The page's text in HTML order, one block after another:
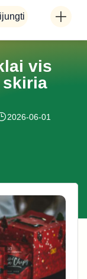
vis
skiria
2026-06-01